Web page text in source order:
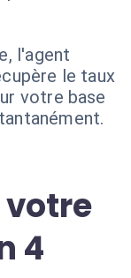
l'agent
le taux
votre base
votre
4